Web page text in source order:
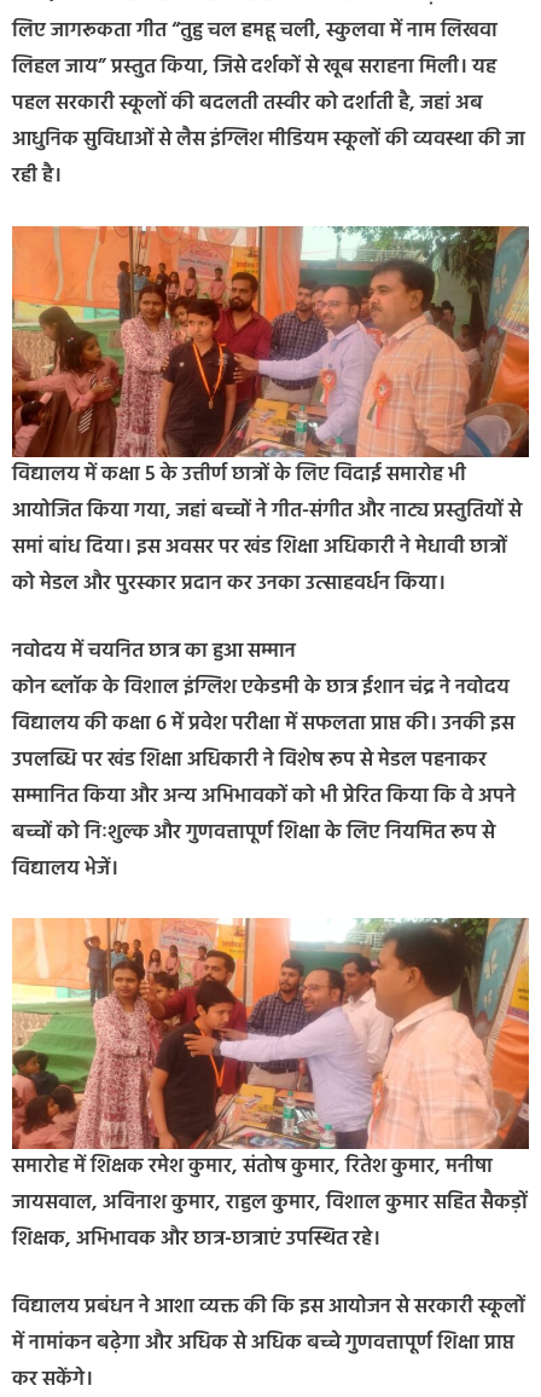
लिए जागरूकता गीत “तुहु चल हमहू चली, स्कुलवा में नाम लिखवा
लिहल जाय” प्रस्तुत किया, जिसे दर्शकों से खूब सराहना मिली। यह
पहल सरकारी स्कूलों की बदलती तस्वीर को दर्शाती है, जहां अब
आधुनिक सुविधाओं से लैस इंग्लिश मीडियम स्कूलों की व्यवस्था की जा
रही है।
विद्यालय में कक्षा 5 के उत्तीर्ण छात्रों के लिए विदाई समारोह भी
आयोजित किया गया, जहां बच्चों ने गीत-संगीत और नाट्य प्रस्तुतियों से
समां बांध दिया। इस अवसर पर खंड शिक्षा अधिकारी ने मेधावी छात्रों
को मेडल और पुरस्कार प्रदान कर उनका उत्साहवर्धन किया।
नवोदय में चयनित छात्र का हुआ सम्मान
कोन ब्लॉक के विशाल इंग्लिश एकेडमी के छात्र ईशान चंद्र ने नवोदय
विद्यालय की कक्षा 6 में प्रवेश परीक्षा में सफलता प्राप्त की। उनकी इस
उपलब्धि पर खंड शिक्षा अधिकारी ने विशेष रूप से मेडल पहनाकर
सम्मानित किया और अन्य अभिभावकों को भी प्रेरित किया कि वे अपने
बच्चों को निःशुल्क और गुणवत्तापूर्ण शिक्षा के लिए नियमित रूप से
विद्यालय भेजें।
समारोह में शिक्षक रमेश कुमार, संतोष कुमार, रितेश कुमार, मनीषा
जायसवाल, अविनाश कुमार, राहुल कुमार, विशाल कुमार सहित सैकड़ों
शिक्षक, अभिभावक और छात्र-छात्राएं उपस्थित रहे।
विद्यालय प्रबंधन ने आशा व्यक्त की कि इस आयोजन से सरकारी स्कूलों
में नामांकन बढ़ेगा और अधिक से अधिक बच्चे गुणवत्तापूर्ण शिक्षा प्राप्त
कर सकेंगे।